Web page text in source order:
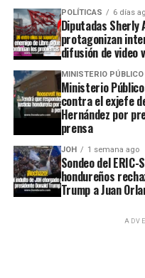
POLÍTICAS 6 días
Diputadas Sherly
protagonizan
difusión de video
MINISTERIO PÚBLICO
Ministerio
contra el exjefe
Hernández por
prensa
JOH 1 semana ago
Sondeo del
hondureños
Trump a Juan